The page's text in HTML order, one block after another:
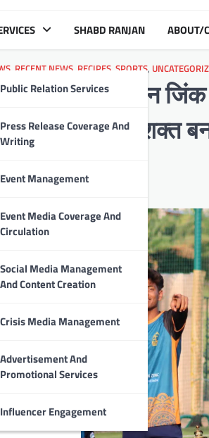
Public Relation Services
Press Release Coverage And
Writing
Event Management
Event Media Coverage And
Circulation
Social Media Management
And Content Creation
Crisis Media Management
Advertisement And
Promotional Services
Influencer Engagement
SHABD RANJAN ABOUT/
RECENT NEWS RECIPES SPORTS,
दिवस: हिंदुस्तान
फुटबॉलरों को सशक्त
की पुष्टि की